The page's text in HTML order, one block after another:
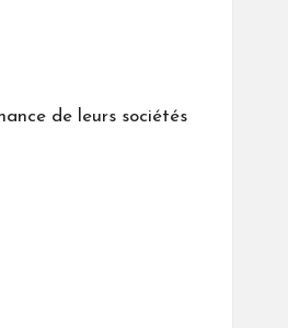
de leurs sociétés